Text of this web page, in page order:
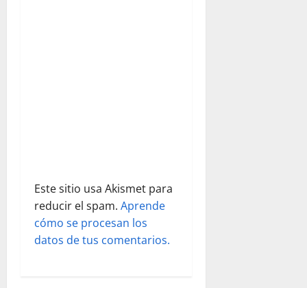
d
a
s
Este sitio usa Akismet para
reducir el spam. Aprende
cómo se procesan los
datos de tus comentarios.